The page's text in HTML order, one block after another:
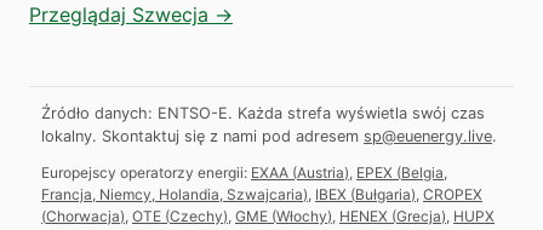
Przeglądaj Szwecja →
Źródło danych: ENTSO-E. Każda strefa wyświetla swój czas
lokalny. Skontaktuj się z nami pod adresem sp@euenergy.live.
Europejscy operatorzy energii: EXAA (Austria) EPEX (Belgia,
Francja, Niemcy, Holandia, Szwajcaria) IBEX (Bułgaria) CROPEX
(Chorwacja) OTE (Czechy) GME (Włochy) HENEX (Grecja) HUPX